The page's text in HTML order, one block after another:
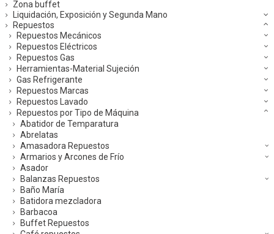
Zona buffet
Liquidación, Exposición y Segunda Mano
Repuestos
Repuestos Mecánicos
Repuestos Eléctricos
Repuestos Gas
Herramientas-Material Sujeción
Gas Refrigerante
Repuestos Marcas
Repuestos Lavado
Repuestos por Tipo de Máquina
Abatidor de Temparatura
Abrelatas
Amasadora Repuestos
Armarios y Arcones de Frío
Asador
Balanzas Repuestos
Baño María
Batidora mezcladora
Barbacoa
Buffet Repuestos